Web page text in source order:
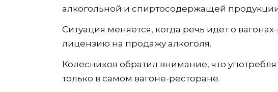
алкогольной и спиртосодержащей
Ситуация меняется, когда речь идет о
лицензию на продажу алкоголя.
Колесников обратил внимание, что
только в самом вагоне-ресторане.